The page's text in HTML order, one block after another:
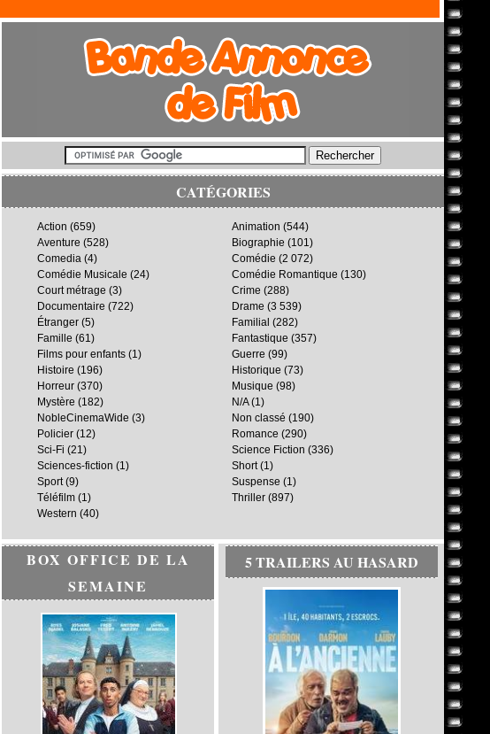
CATÉGORIES
Action (659) Animation (544)
Aventure (528) Biographie (101)
Comedia (4) Comédie (2 072)
Comédie Musicale (24) Comédie Romantique (130)
Court métrage (3) Crime (288)
Documentaire (722) Drame (3 539)
Étranger (5) Familial (282)
Famille (61) Fantastique (357)
Films pour enfants (1) Guerre (99)
Histoire (196) Historique (73)
Horreur (370) Musique (98)
Mystère (182) N/A(1)
NobleCinemaWide (3) Non classé (190)
Policier (12) Romance (290)
Sci-Fi (21) Science Fiction (336)
Sciences-fiction (1) Short(1)
Sport(9) Suspense (1)
Téléfilm (1) Thriller (897)
Western (40)
BOX OFFICE DE LA
SEMAINE
5 TRAILERS AU HASARD